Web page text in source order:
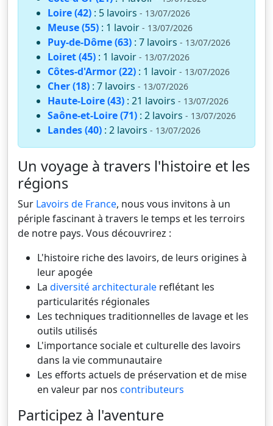
Loire (42) : 5 lavoirs - 13/07/2026
Meuse (55) : 1 lavoir - 13/07/2026
Puy-de-Dôme (63) : 7 lavoirs - 13/07/2026
Loiret (45) : 1 lavoir - 13/07/2026
Côtes-d'Armor (22) : 1 lavoir - 13/07/2026
Cher (18) : 7 lavoirs - 13/07/2026
Haute-Loire (43) : 21 lavoirs - 13/07/2026
Saône-et-Loire (71) : 2 lavoirs - 13/07/2026
Landes (40) : 2 lavoirs - 13/07/2026
Un voyage à travers l'histoire et les
régions
Sur Lavoirs de France, nous vous invitons à un
périple fascinant à travers le temps et les terroirs
de notre pays. Vous découvrirez :
L'histoire riche des lavoirs, de leurs origines à
leur apogée
La diversité architecturale reflétant les
particularités régionales
Les techniques traditionnelles de lavage et les
outils utilisés
L'importance sociale et culturelle des lavoirs
dans la vie communautaire
Les efforts actuels de préservation et de mise
en valeur par nos contributeurs
Participez à l'aventure